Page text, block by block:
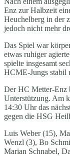
Enz zur Halbzeit
Heuchelberg in der
jedoch nicht mehr
Das Spiel war
etwas ruhiger
spielte insgesamt
HCME-Jungs stabil
Der HC Metter-Enz
Unterstützung. Am
14:30 Uhr das
gegen die HSG
Luis Weber (15),
Wenzl (3), Bo
Marian Schnabel,